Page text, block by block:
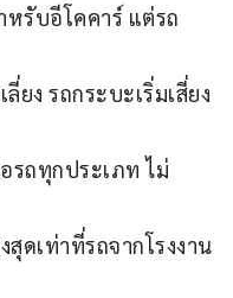
หรับอีโคคาร์ แต่รถ
ยง รถกระบะเริ่มเสี่ยง
รถทุกประเภท ไม่
ดเท่าที่รถจากโรงงาน